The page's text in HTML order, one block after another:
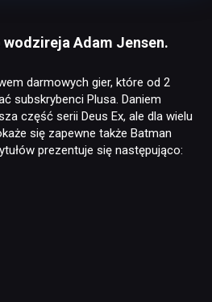
Adam Jensen.
darmowych gier, które od 2
subskrybenci Plusa. Daniem
część serii Deus Ex, ale dla wielu
się zapewne także Batman
prezentuje się następująco: